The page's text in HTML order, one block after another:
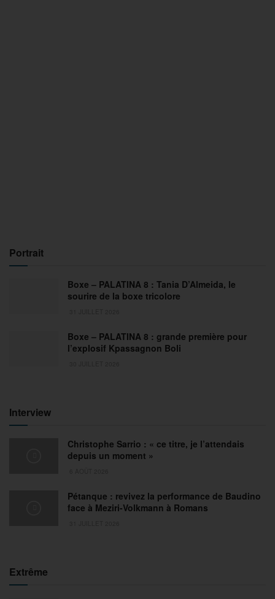
Portrait
Boxe – PALATINA 8 : Tania D’Almeida, le
sourire de la boxe tricolore
Boxe – PALATINA 8 : grande première pour
l’explosif Kpassagnon Boli
Interview
Christophe Sarrio : « ce titre, je l’attendais
depuis un moment »
Pétanque : revivez la performance de Baudino
face à Meziri-Volkmann à Romans
Extrême